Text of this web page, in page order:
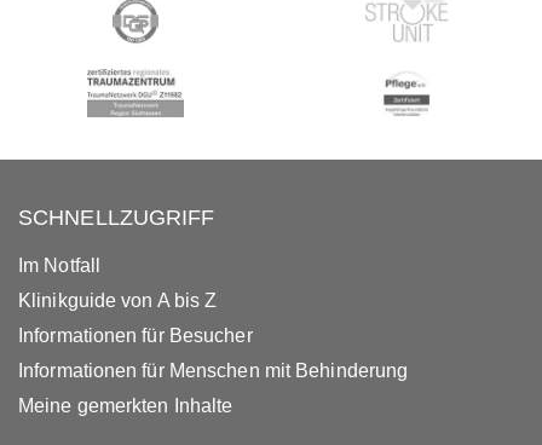
SCHNELLZUGRIFF
Im Notfall
Klinikguide von A bis Z
Informationen für Besucher
Informationen für Menschen mit Behinderung
Meine gemerkten Inhalte